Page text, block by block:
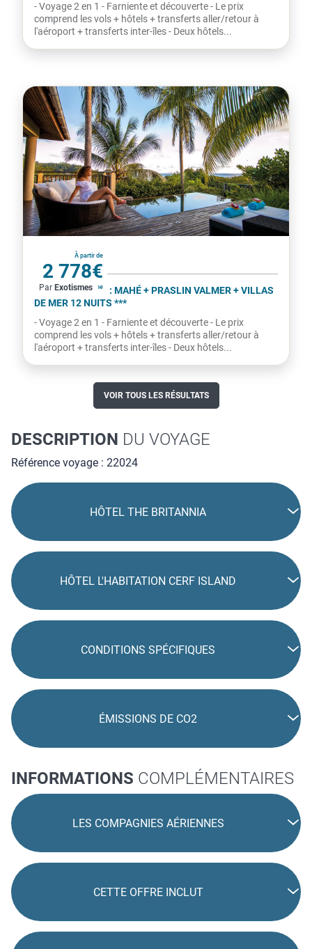
- Voyage 2 en 1 - Farniente et découverte - Le prix
comprend les vols + hôtels + transferts aller/retour à
l'aéroport + transferts inter-îles - Deux hôtels...
À partir de
2 778€
par personne
Par Exotismes
Seychelles
COMBINÉ 2 ILES : MAHÉ + PRASLIN VALMER + VILLAS
DE MER 12 NUITS ***
- Voyage 2 en 1 - Farniente et découverte - Le prix
comprend les vols + hôtels + transferts aller/retour à
l'aéroport + transferts inter-îles - Deux hôtels...
VOIR TOUS LES RÉSULTATS
DESCRIPTION DU VOYAGE
Référence voyage : 22024
HÔTEL THE BRITANNIA
HÔTEL L'HABITATION CERF ISLAND
CONDITIONS SPÉCIFIQUES
ÉMISSIONS DE CO2
INFORMATIONS COMPLÉMENTAIRES
LES COMPAGNIES AÉRIENNES
CETTE OFFRE INCLUT